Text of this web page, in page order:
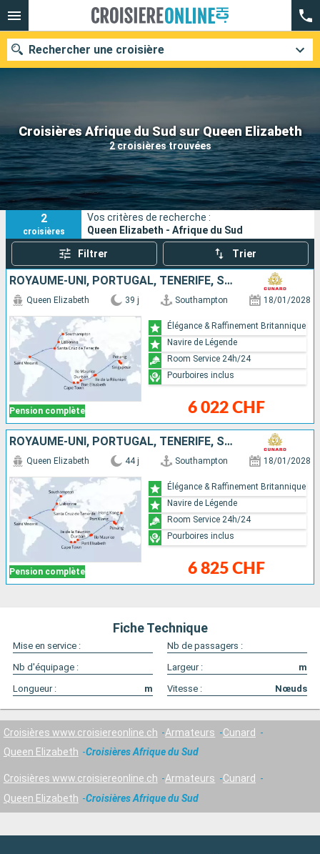
Croisières Afrique du Sud sur Queen Elizabeth
2 croisières trouvées
Rechercher une croisière
Nos destinations
Mois de départ
Ports Compagnies
Rechercher
2
croisières
Vos critères de recherche :
Queen Elizabeth - Afrique du Sud
Filtrer Trier
ROYAUME-UNI, PORTUGAL, TENERIFE, SAINT VINCENT-ET-LES-GRENADINES, AFRIQUE DU SUD, RÉUNION, MAURICE, MALAISIE, SINGAPOUR
Pension complète
Queen Elizabeth 39 j Southampton 18/01/2028
6 022 CHF
Élégance & Raffinement Britannique
Navire de Légende
Room Service 24h/24
Pourboires inclus
ROYAUME-UNI, PORTUGAL, TENERIFE, SAINT VINCENT-ET-LES-GRENADINES, AFRIQUE DU SUD, RÉUNION, MAURICE, MALAISIE, SINGAPOUR, CHINE
Pension complète
Queen Elizabeth 44 j Southampton 18/01/2028
6 825 CHF
Élégance & Raffinement Britannique
Navire de Légende
Room Service 24h/24
Pourboires inclus
Fiche Technique
Mise en service :
Nb de passagers :
Nb d'équipage :
Largeur :
m
Longueur :
m Vitesse : Nœuds
Croisières www.croisiereonline.ch Armateurs
Cunard
Queen Elizabeth
Croisières Afrique du Sud
Croisières www.croisiereonline.ch Armateurs
Cunard
Queen Elizabeth
Croisières Afrique du Sud